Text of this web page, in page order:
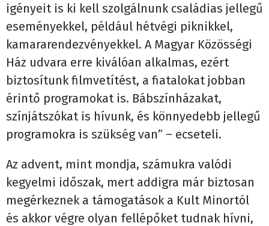
igényeit is ki kell szolgálnunk családias jellegű
eseményekkel, például hétvégi piknikkel,
kamararendezvényekkel. A Magyar Közösségi
Ház udvara erre kiválóan alkalmas, ezért
biztosítunk filmvetítést, a fiatalokat jobban
érintő programokat is. Bábszínházakat,
színjátszókat is hívunk, és könnyedebb jellegű
programokra is szükség van” – ecseteli.
Az advent, mint mondja, számukra valódi
kegyelmi időszak, mert addigra már biztosan
megérkeznek a támogatások a Kult Minortól
és akkor végre olyan fellépőket tudnak hívni,